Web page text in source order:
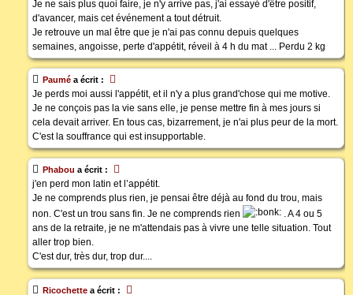
Je ne sais plus quoi faire, je n'y arrive pas, j'ai essayé d'être positif,
d'avancer, mais cet événement a tout détruit.
Je retrouve un mal être que je n'ai pas connu depuis quelques
semaines, angoisse, perte d'appétit, réveil à 4 h du mat ... Perdu 2 kg
Paumé a écrit :
Je perds moi aussi l'appétit, et il n'y a plus grand'chose qui me motive.
Je ne conçois pas la vie sans elle, je pense mettre fin à mes jours si
cela devait arriver. En tous cas, bizarrement, je n'ai plus peur de la mort.
C'est la souffrance qui est insupportable.
Phabou a écrit :
j'en perd mon latin et l’appétit.
Je ne comprends plus rien, je pensai être déjà au fond du trou, mais
non. C'est un trou sans fin. Je ne comprends rien
. A 4 ou 5
ans de la retraite, je ne m'attendais pas à vivre une telle situation. Tout
aller trop bien.
C'est dur, très dur, trop dur....
Ricochette a écrit :